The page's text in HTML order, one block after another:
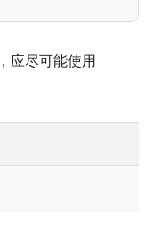
应尽可能使用